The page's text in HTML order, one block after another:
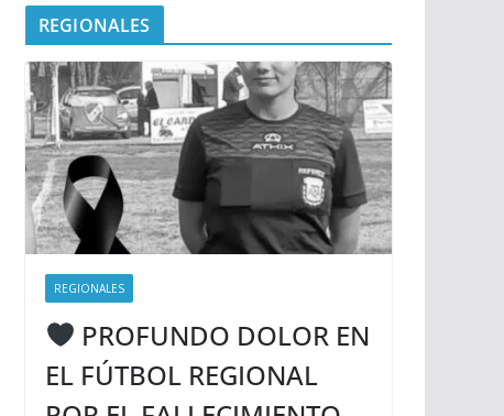
REGIONALES
REGIONALES
PROFUNDO DOLOR EN
EL FÚTBOL REGIONAL